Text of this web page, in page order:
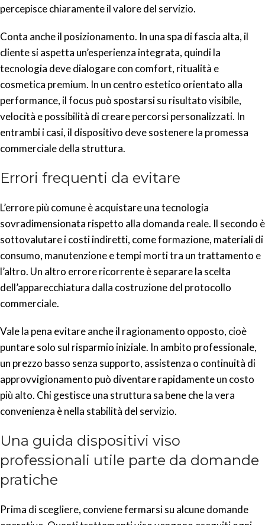
percepisce chiaramente il valore del servizio.
Conta anche il posizionamento. In una spa di fascia alta, il
cliente si aspetta un’esperienza integrata, quindi la
tecnologia deve dialogare con comfort, ritualità e
cosmetica premium. In un centro estetico orientato alla
performance, il focus può spostarsi su risultato visibile,
velocità e possibilità di creare percorsi personalizzati. In
entrambi i casi, il dispositivo deve sostenere la promessa
commerciale della struttura.
Errori frequenti da evitare
L’errore più comune è acquistare una tecnologia
sovradimensionata rispetto alla domanda reale. Il secondo è
sottovalutare i costi indiretti, come formazione, materiali di
consumo, manutenzione e tempi morti tra un trattamento e
l’altro. Un altro errore ricorrente è separare la scelta
dell’apparecchiatura dalla costruzione del protocollo
commerciale.
Vale la pena evitare anche il ragionamento opposto, cioè
puntare solo sul risparmio iniziale. In ambito professionale,
un prezzo basso senza supporto, assistenza o continuità di
approvvigionamento può diventare rapidamente un costo
più alto. Chi gestisce una struttura sa bene che la vera
convenienza è nella stabilità del servizio.
Una guida dispositivi viso
professionali utile parte da domande
pratiche
Prima di scegliere, conviene fermarsi su alcune domande